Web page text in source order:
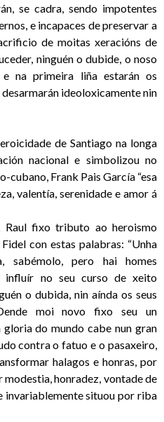
se cadra, sendo impotentes
e incapaces de preservar a
de moitas xeracións de
ninguén o dubide, o noso
na primeira liña estarán os
ideoloxicamente nin
de Santiago na longa
nacional e simbolizou no
Frank Pais García “esa
valentía, serenidade e amor á
Raul fixo tributo ao heroismo
con estas palabras: “Unha
sabémolo, pero hai homes
influír no seu curso de xeito
o dubida, nin aínda os seus
moi novo fixo seu un
gloria do mundo cabe nun gran
contra o fatuo e o pasaxeiro,
halagos e honras, por
honradez, vontade de
invariablemente situou por riba